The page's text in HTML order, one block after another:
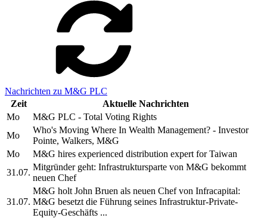
Nachrichten zu M&G PLC
Zeit
Aktuelle Nachrichten
Mo
M&G PLC - Total Voting Rights
Mo
Who's Moving Where In Wealth Management? - Investor
Pointe, Walkers, M&G
Mo
M&G hires experienced distribution expert for Taiwan
31.07.
Mitgründer geht: Infrastruktursparte von M&G bekommt
neuen Chef
31.07.
M&G holt John Bruen als neuen Chef von Infracapital:
M&G besetzt die Führung seines Infrastruktur-Private-
Equity-Geschäfts ...